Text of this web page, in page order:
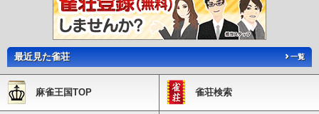
最近見た雀荘 一覧
麻雀王国TOP 雀荘検索